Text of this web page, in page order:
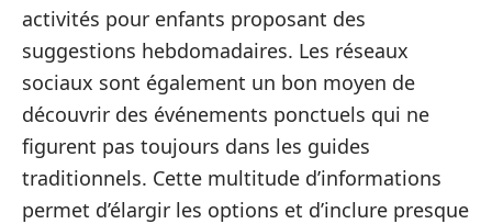
activités pour enfants proposant des
suggestions hebdomadaires. Les réseaux
sociaux sont également un bon moyen de
découvrir des événements ponctuels qui ne
figurent pas toujours dans les guides
traditionnels. Cette multitude d’informations
permet d’élargir les options et d’inclure presque